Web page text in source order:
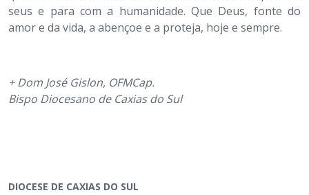
seus e para com a humanidade. Que Deus, fonte do
amor e da vida, a abençoe e a proteja, hoje e sempre.
+ Dom José Gislon, OFMCap.
Bispo Diocesano de Caxias do Sul
DIOCESE DE CAXIAS DO SUL